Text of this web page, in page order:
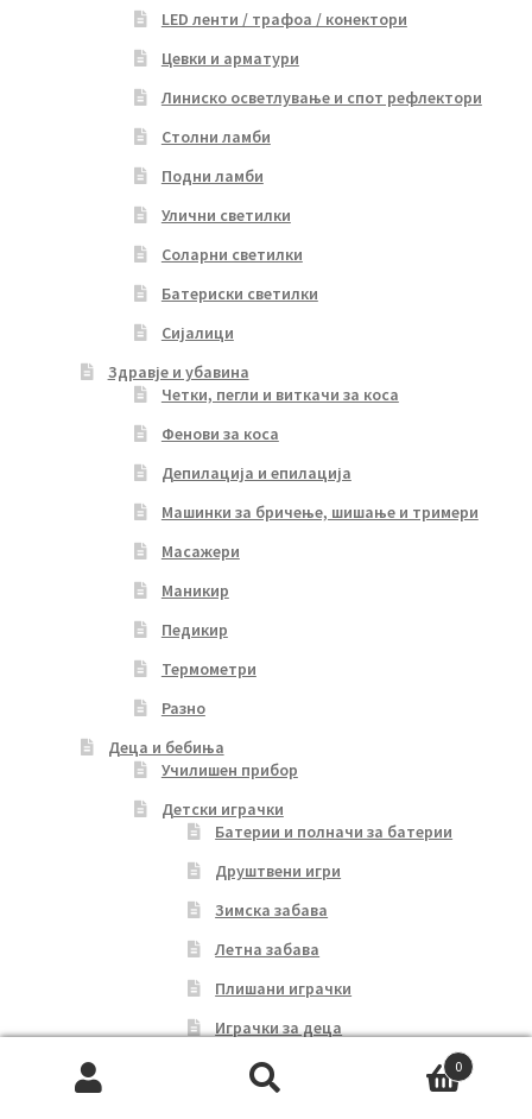
LED ленти / трафоа / конектори
Цевки и арматури
Линиско осветлување и спот рефлектори
Столни ламби
Подни ламби
Улични светилки
Соларни светилки
Батериски светилки
Сијалици
Здравје и убавина
Четки, пегли и виткачи за коса
Фенови за коса
Депилација и епилација
Машинки за бричење, шишање и тримери
Масажери
Маникир
Педикир
Термометри
Разно
Деца и бебиња
Училишен прибор
Детски играчки
Батерии и полначи за батерии
Друштвени игри
Зимска забава
Летна забава
Плишани играчки
Играчки за деца
Играчки за бебиња
0